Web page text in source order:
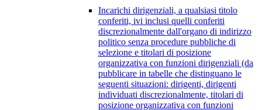
Incarichi dirigenziali, a qualsiasi titolo
conferiti, ivi inclusi quelli conferiti
discrezionalmente dall'organo di indirizzo
politico senza procedure pubbliche di
selezione e titolari di posizione
organizzativa con funzioni dirigenziali (da
pubblicare in tabelle che distinguano le
seguenti situazioni: dirigenti, dirigenti
individuati discrezionalmente, titolari di
posizione organizzativa con funzioni